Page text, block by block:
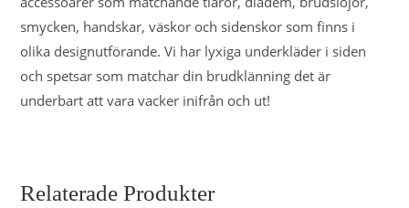
smycken, handskar, väskor och sidenskor som finns i
olika designutförande. Vi har lyxiga underkläder i siden
och spetsar som matchar din brudklänning det är
underbart att vara vacker inifrån och ut!
Relaterade Produkter